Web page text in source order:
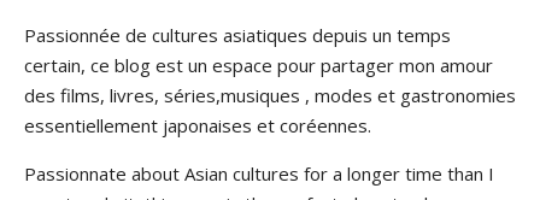
Passionnée de cultures asiatiques depuis un temps
certain, ce blog est un espace pour partager mon amour
des films, livres, séries,musiques , modes et gastronomies
essentiellement japonaises et coréennes.
Passionnate about Asian cultures for a longer time than I